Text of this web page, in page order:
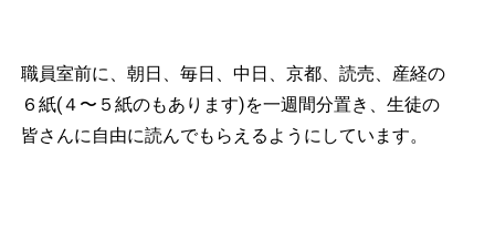
職員室前に、朝日、毎日、中日、京都、読売、産経の
６紙(４〜５紙のもあります)を一週間分置き、生徒の
皆さんに自由に読んでもらえるようにしています。